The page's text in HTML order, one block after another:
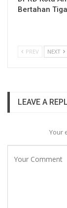
Bertahan
PREV NEXT
LEAVE A
Your